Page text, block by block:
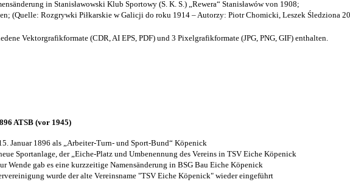
in Stanisławowski Klub Sportowy (S. K. S.) „Rewera“ Stanisławów von 1908;
(Quelle: Rozgrywki Piłkarskie w Galicji do roku 1914 – Autorzy: Piotr Chomicki, Leszek Śledziona
Vektorgrafikformate (CDR, AI EPS, PDF) und 3 Pixelgrafikformate (JPG, PNG, GIF) enthalten.
ATSB (vor 1945)
Januar 1896 als „Arbeiter-Turn- und Sport-Bund“ Köpenick
Sportanlage, der „Eiche-Platz und Umbenennung des Vereins in TSV Eiche Köpenick
Wende gab es eine kurzzeitige Namensänderung in BSG Bau Eiche Köpenick
wurde der alte Vereinsname "TSV Eiche Köpenick" wieder eingeführt